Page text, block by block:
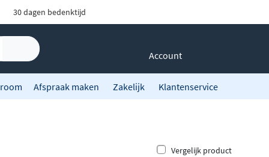
30 dagen bedenktijd
Account
Afspraak maken Zakelijk Klantenservice
Vergelijk product